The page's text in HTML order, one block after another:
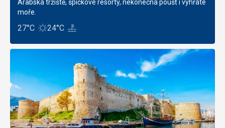
Arabská tržiště, špičkové resorty, nekonečná poušť i vyhřáté
moře.
27°C 24°C